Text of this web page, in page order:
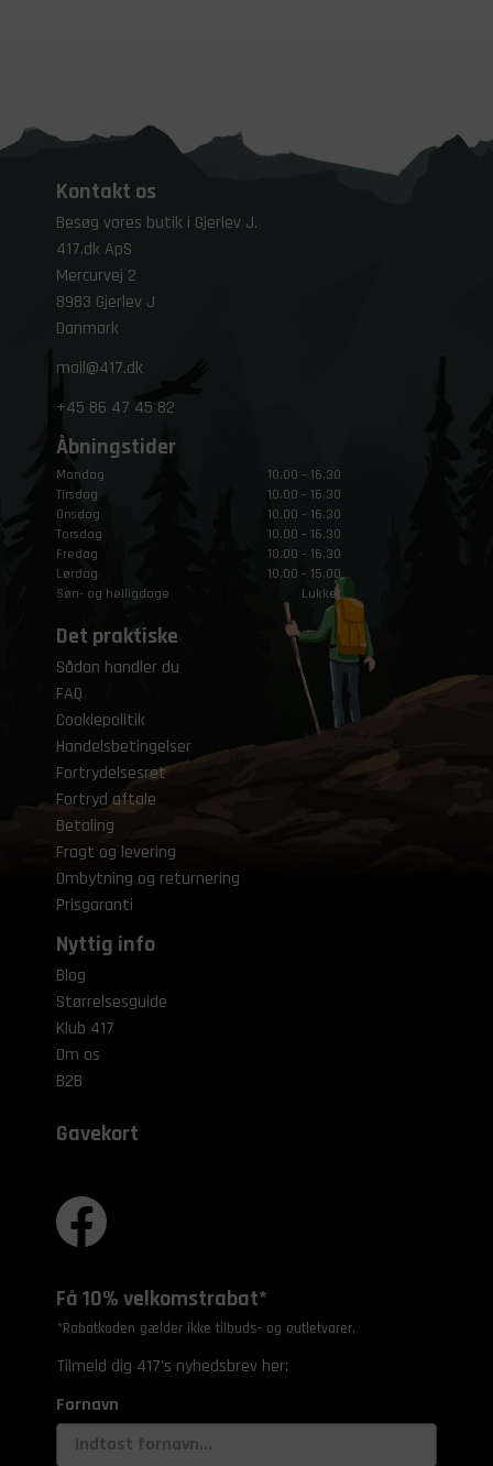
Kontakt os
Besøg vores butik i Gjerlev J.
417.dk ApS
Mercurvej 2
8983 Gjerlev J
Danmark
mail@417.dk
+45 86 47 45 82
Åbningstider
Mandag
10.00 – 16.30
Tirsdag
10.00 – 16.30
Onsdag
10.00 – 16.30
Torsdag
10.00 – 16.30
Fredag
10.00 – 16.30
Lørdag
10.00 – 15.00
Søn- og helligdage
Lukket
Det praktiske
Sådan handler du
FAQ
Cookiepolitik
Handelsbetingelser
Fortrydelsesret
Fortryd aftale
Betaling
Fragt og levering
Ombytning og returnering
Prisgaranti
Nyttig info
Blog
Størrelsesguide
Klub 417
Om os
B2B
Gavekort
Få 10% velkomstrabat*
*Rabatkoden gælder ikke tilbuds- og outletvarer.
Tilmeld dig 417's nyhedsbrev her:
Fornavn